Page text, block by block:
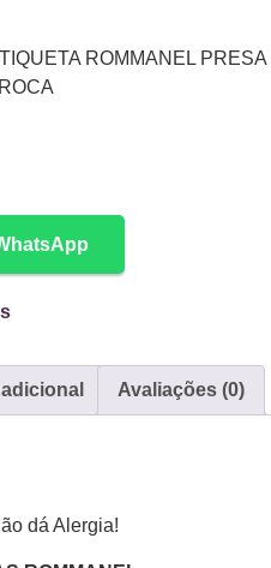
ROMMANEL PRESA
Avaliações (0)
dá Alergia!